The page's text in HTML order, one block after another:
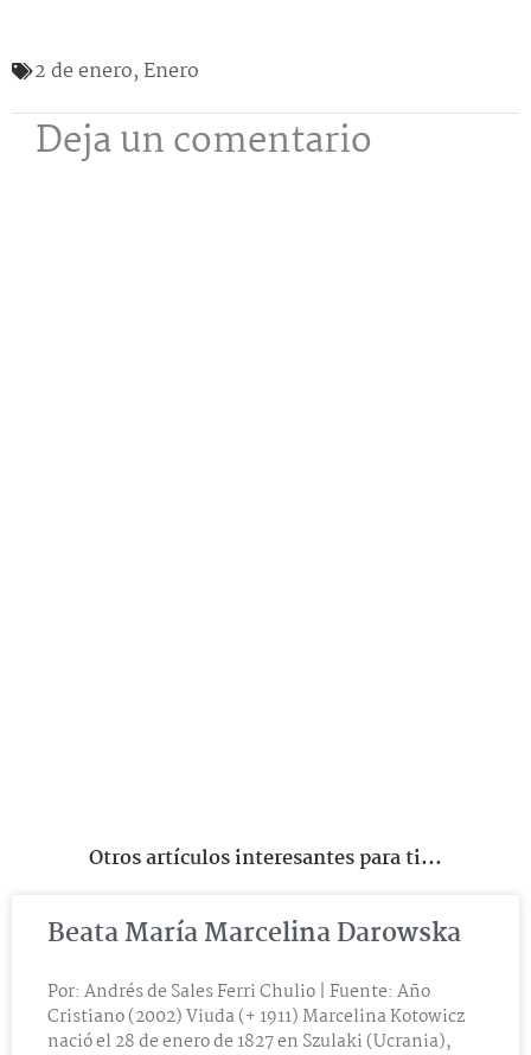
2 de enero,Enero
Deja un comentario
Otros artículos interesantes para ti...
Beata María Marcelina Darowska
Por: Andrés de Sales Ferri Chulio | Fuente: Año
Cristiano (2002) Viuda (+ 1911) Marcelina Kotowicz
nació el 28 de enero de 1827 en Szulaki (Ucrania),